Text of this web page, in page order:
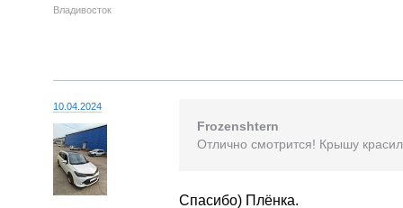
Владивосток
10.04.2024
Frozenshtern
Отлично смотрится! Крышу
Спасибо) Плёнка.